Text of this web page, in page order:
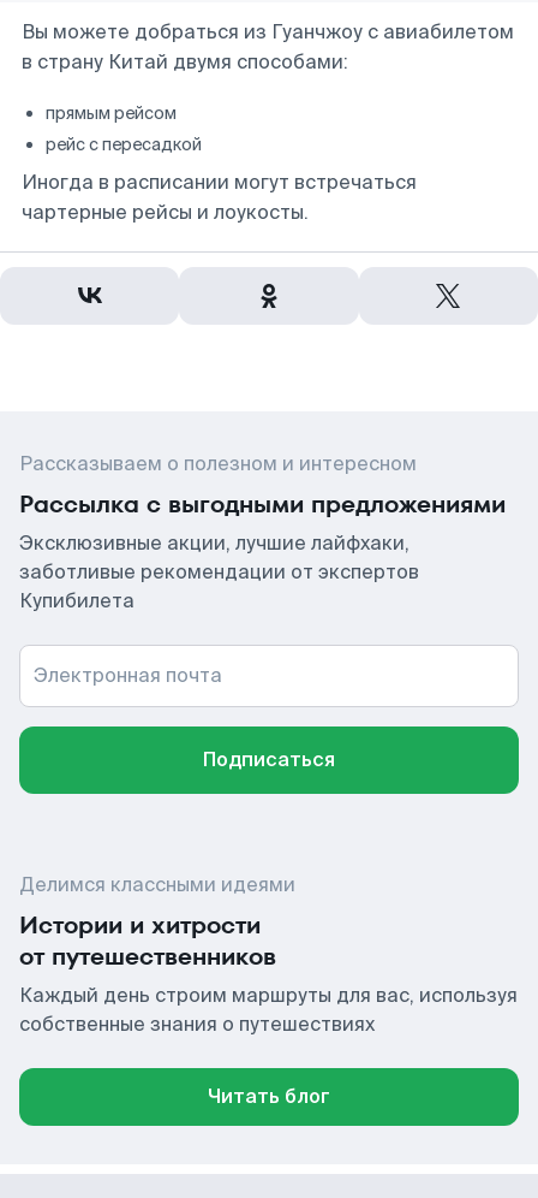
Вы можете добраться из Гуанчжоу с авиабилетом
в страну Китай двумя способами:
прямым рейсом
рейс с пересадкой
Иногда в расписании могут встречаться
чартерные рейсы и лоукосты.
Рассказываем о полезном и интересном
Рассылка с выгодными предложениями
Эксклюзивные акции, лучшие лайфхаки,
заботливые рекомендации от экспертов
Купибилета
Электронная почта
Подписаться
Делимся классными идеями
Истории и хитрости
от путешественников
Каждый день строим маршруты для вас, используя
собственные знания о путешествиях
Читать блог